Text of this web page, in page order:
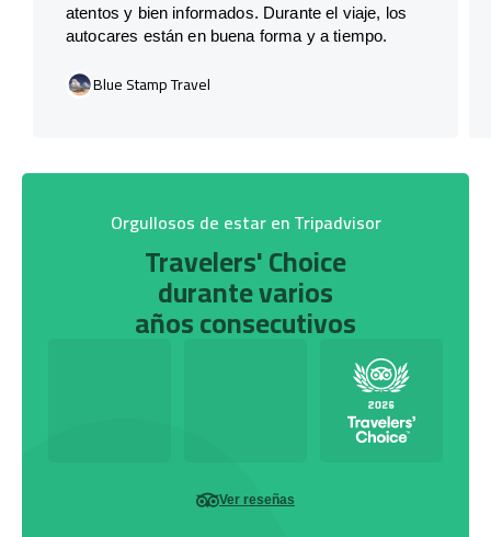
atentos y bien informados. Durante el viaje, los
autocares están en buena forma y a tiempo.
Blue Stamp Travel
Orgullosos de estar en Tripadvisor
Travelers' Choice
durante varios
años consecutivos
Ver reseñas